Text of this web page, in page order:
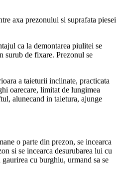
axa prezonului si suprafata piesei
ca la demontarea piulitei se
surub de fixare. Prezonul se
a taieturii inclinate, practicata
oarecare, limitat de lungimea
alunecand in taietura, ajunge
o parte din prezon, se incearca
si se incearca desurubarea lui cu
cu burghiu, urmand sa se